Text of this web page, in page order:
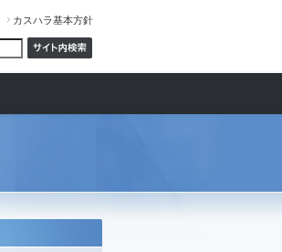
カスハラ基本方針